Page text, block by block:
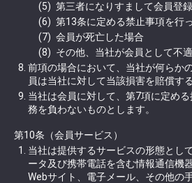
第三者になりすまして会員登
第13条に定める禁止事項を行
会員が死亡した場合
その他、当社が会員として不
前項の場合において、当社が何らか
員は当社に対して当該損害を賠償す
当社は会員に対して、第7項に定め
務を負わないものとします。
第10条（会員サービス）
当社は提供するサービスの形態とし
ータ及び携帯電話を含む情報通信機
Webサイト、電子メール、その他の